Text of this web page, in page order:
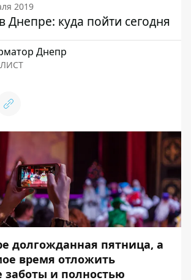
2019
Днепре: куда пойти сегодня
Днепр
долгожданная пятница, а
время отложить
и полностью